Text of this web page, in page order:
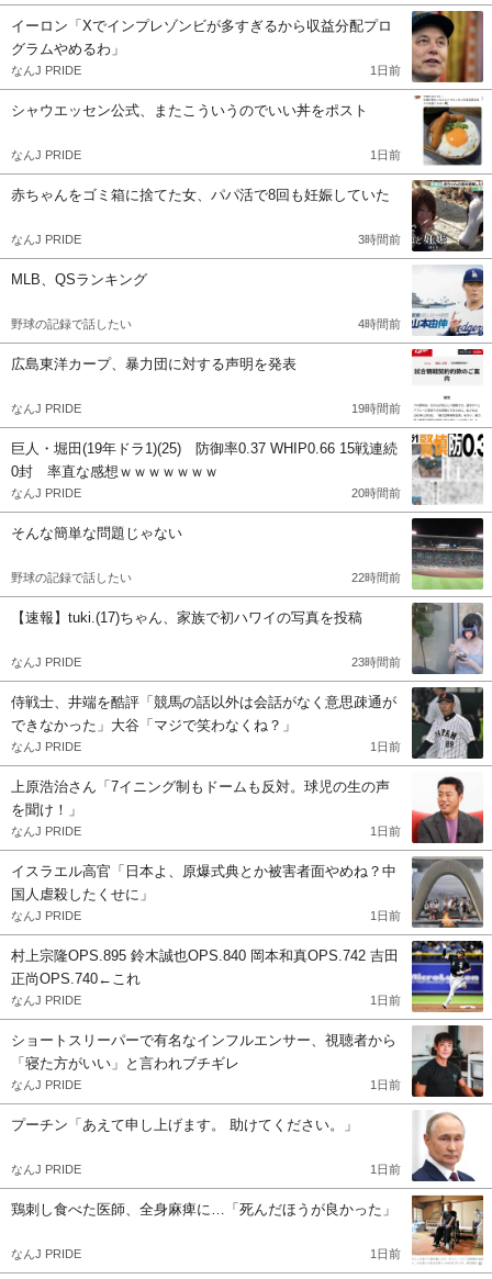
イーロン「Xでインプレゾンビが多すぎるから収益分配プロ
グラムやめるわ」
なんJ PRIDE 1日前
シャウエッセン公式、またこういうのでいい丼をポスト
なんJ PRIDE 1日前
赤ちゃんをゴミ箱に捨てた女、パパ活で8回も妊娠していた
なんJ PRIDE 3時間前
MLB、QSランキング
野球の記録で話したい 4時間前
広島東洋カープ、暴力団に対する声明を発表
なんJ PRIDE 19時間前
巨人・堀田(19年ドラ1)(25) 防御率0.37 WHIP0.66 15戦連続
0封 率直な感想ｗｗｗｗｗｗｗ
なんJ PRIDE 20時間前
そんな簡単な問題じゃない
野球の記録で話したい 22時間前
【速報】tuki.(17)ちゃん、家族で初ハワイの写真を投稿
なんJ PRIDE 23時間前
侍戦士、井端を酷評「競馬の話以外は会話がなく意思疎通が
できなかった」大谷「マジで笑わなくね？」
なんJ PRIDE 1日前
上原浩治さん「7イニング制もドームも反対。球児の生の声
を聞け！」
なんJ PRIDE 1日前
イスラエル高官「日本よ、原爆式典とか被害者面やめね？中
国人虐殺したくせに」
なんJ PRIDE 1日前
村上宗隆OPS.895 鈴木誠也OPS.840 岡本和真OPS.742 吉田
正尚OPS.740←これ
なんJ PRIDE 1日前
ショートスリーパーで有名なインフルエンサー、視聴者から
「寝た方がいい」と言われブチギレ
なんJ PRIDE 1日前
プーチン「あえて申し上げます。 助けてください。」
なんJ PRIDE 1日前
鶏刺し食べた医師、全身麻痺に…「死んだほうが良かった」
なんJ PRIDE 1日前